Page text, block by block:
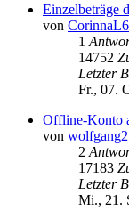
Einzelbeträge
von CorinnaL6
1
14752
Letzter
Fr., 07.
Offline-Konto
von
2
17183
Letzter
Mi., 21.